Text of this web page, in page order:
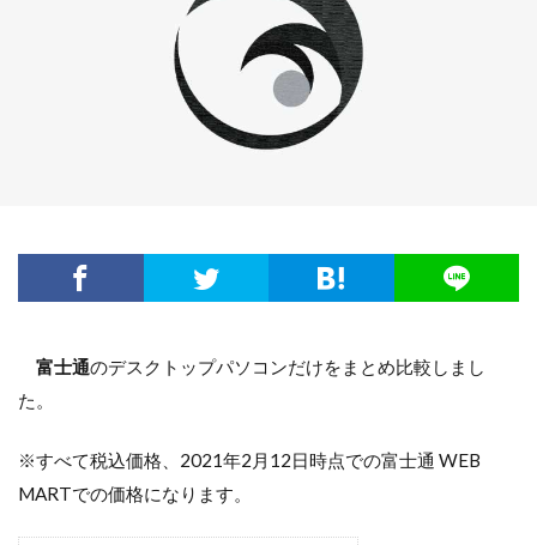
富士通のデスクトップパソコンだけをまとめ比較しまし
た。
※すべて税込価格、2021年2月12日時点での富士通 WEB
MARTでの価格になります。